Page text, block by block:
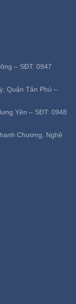
– SĐT: 0947
Quận Tân Phú –
Yên – SĐT: 0948
Chương, Nghệ